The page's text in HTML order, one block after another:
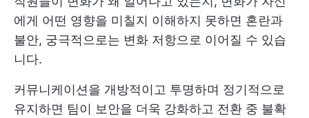
에게 어떤 영향을 미칠지 이해하지 못하면 혼란과
불안, 궁극적으로는 변화 저항으로 이어질 수 있습
니다.
커뮤니케이션을 개방적이고 투명하며 정기적으로
유지하면 팀이 보안을 더욱 강화하고 전환 중 불확